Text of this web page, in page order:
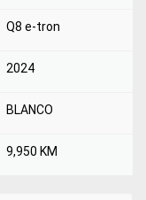
Q8 e-tron
2024
BLANCO
9,950 KM